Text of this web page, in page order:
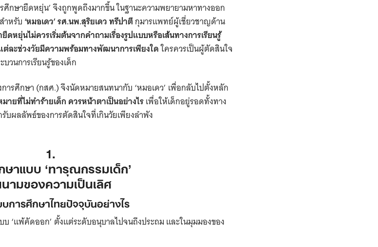
ศึกษายืดหยุ่น’ จึงถูกพูดถึงมากขึ้น ในฐานะความพยายามหาทางออก
ำหรับ‘หมอเดว’ รศ.นพ.สุริยเดว ทรีปาตีกุมารแพทย์ผู้เชี่ยวชาญด้าน
ดหยุ่นไม่ควรเริ่มต้นจากคำถามเรื่องรูปแบบหรือเส้นทางการเรียนรู้
ละช่วงวัยมีความพร้อมทางพัฒนาการเพียงใดใครควรเป็นผู้ตัดสินใจ
นการเรียนรู้ของเด็ก
ารศึกษา (กสศ.) จึงนัดหมายสนทนากับ ‘หมอเดว’ เพื่อกลับไปตั้งหลัก
ยที่ไม่ทำร้ายเด็ก ควรหน้าตาเป็นอย่างไรเพื่อให้เด็กอยู่รอดทั้งทาง
บผลลัพธ์ของการตัดสินใจที่เกินวัยเพียงลำพัง
1.
าแบบ ‘ทารุณกรรมเด็ก’
ามของความเป็นเลิศ
ารศึกษาไทยปัจจุบันอย่างไร
บ ‘แพ้คัดออก’ ตั้งแต่ระดับอนุบาลไปจนถึงประถม และในมุมมองของ